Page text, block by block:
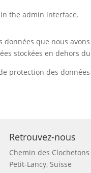
in the admin interface.
données que nous
stockées en
protection des
Retrouvez-nous
Chemin des Clochetons
Petit-Lancy, Suisse